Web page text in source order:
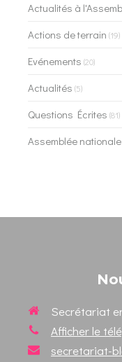
Actualités à
Actions de terrain (19)
Evénements (20)
Actualités (5)
Questions Écrites (81)
Assemblée nationale
Secrétariat
Afficher le
secretariat-